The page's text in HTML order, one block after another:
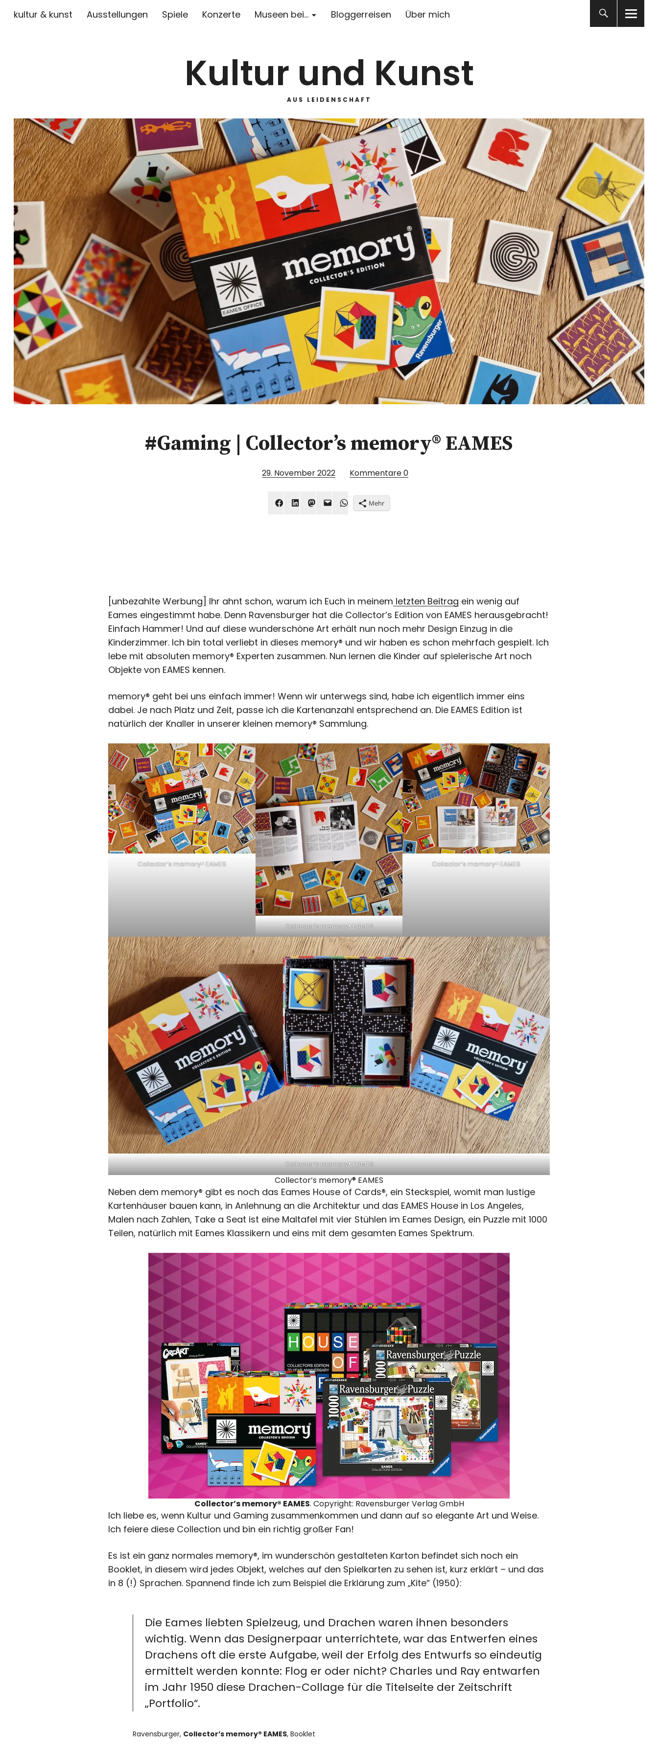
kultur & kunst Ausstellungen Spiele Konzerte Museen bei… Bloggerreisen Über mich
Kultur und Kunst
AUS LEIDENSCHAFT
#Gaming | Collector’s memory® EAMES
29. November 2022 Kommentare0
Mehr
[unbezahlte Werbung] Ihr ahnt schon, warum ich Euch in meinem letzten Beitrag ein wenig auf
Eames eingestimmt habe. Denn Ravensburger hat die Collector’s Edition von EAMES herausgebracht!
Einfach Hammer! Und auf diese wunderschöne Art erhält nun noch mehr Design Einzug in die
Kinderzimmer. Ich bin total verliebt in dieses memory® und wir haben es schon mehrfach gespielt. Ich
lebe mit absoluten memory® Experten zusammen. Nun lernen die Kinder auf spielerische Art noch
Objekte von EAMES kennen.
memory® geht bei uns einfach immer! Wenn wir unterwegs sind, habe ich eigentlich immer eins
dabei. Je nach Platz und Zeit, passe ich die Kartenanzahl entsprechend an. Die EAMES Edition ist
natürlich der Knaller in unserer kleinen memory® Sammlung.
Collector’s memory® EAMES
Collector’s memory® EAMES
Collector’s memory® EAMES
Collector’s memory® EAMES
Collector’s memory® EAMES
Neben dem memory® gibt es noch das Eames House of Cards®, ein Steckspiel, womit man lustige
Kartenhäuser bauen kann, in Anlehnung an die Architektur und das EAMES House in Los Angeles,
Malen nach Zahlen, Take a Seat ist eine Maltafel mit vier Stühlen im Eames Design, ein Puzzle mit 1000
Teilen, natürlich mit Eames Klassikern und eins mit dem gesamten Eames Spektrum.
Collector’s memory® EAMES. Copyright: Ravensburger Verlag GmbH
Ich liebe es, wenn Kultur und Gaming zusammenkommen und dann auf so elegante Art und Weise.
Ich feiere diese Collection und bin ein richtig großer Fan!
Es ist ein ganz normales memory®, im wunderschön gestalteten Karton befindet sich noch ein
Booklet, in diesem wird jedes Objekt, welches auf den Spielkarten zu sehen ist, kurz erklärt – und das
in 8 (!) Sprachen. Spannend finde ich zum Beispiel die Erklärung zum „Kite“ (1950):
Die Eames liebten Spielzeug, und Drachen waren ihnen besonders
wichtig. Wenn das Designerpaar unterrichtete, war das Entwerfen eines
Drachens oft die erste Aufgabe, weil der Erfolg des Entwurfs so eindeutig
ermittelt werden konnte: Flog er oder nicht? Charles und Ray entwarfen
im Jahr 1950 diese Drachen-Collage für die Titelseite der Zeitschrift
„Portfolio“.
Ravensburger, Collector’s memory® EAMES, Booklet